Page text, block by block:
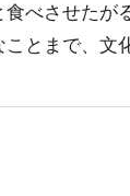
べさせたが
ことまで、文